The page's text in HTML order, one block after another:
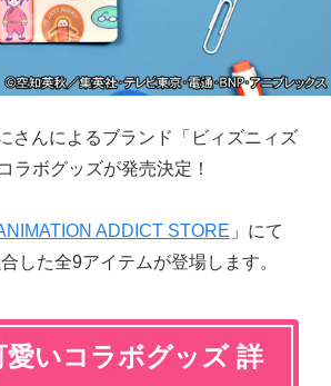
さんによるブランド「ビィズニィズ
ラボグッズが発売決定！
ADDICT STORE 」にて
した全9アイテムが登場します。
愛いコラボグッズ 詳